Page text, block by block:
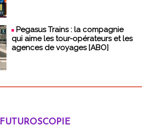
Pegasus Trains : la compagnie
qui aime les tour-opérateurs et les
agences de voyages [ABO]
FUTUROSCOPIE